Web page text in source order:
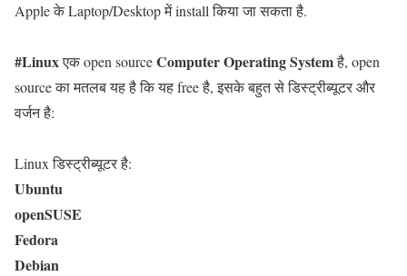
Apple के Laptop/Desktop में install किया जा सकता है.
#Linuxएक open sourceComputerOperating Systemहै, open
source का मतलब यह है कि यह free है, इसके बहुत से डिस्ट्रीब्यूटर और
वर्जन है:
Linux डिस्ट्रीब्यूटर है:
Ubuntu
openSUSE
Fedora
Debian